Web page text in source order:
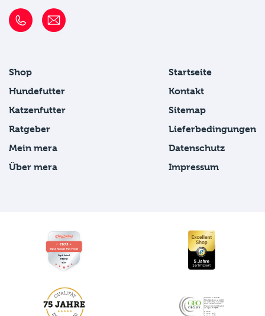
Shop
Hundefutter
Katzenfutter
Ratgeber
Mein mera
Über mera
Startseite
Kontakt
Sitemap
Lieferbedingungen
Datenschutz
Impressum